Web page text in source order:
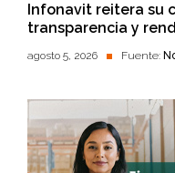
Infonavit reitera su
transparencia y
agosto 5, 2026 Fuente: